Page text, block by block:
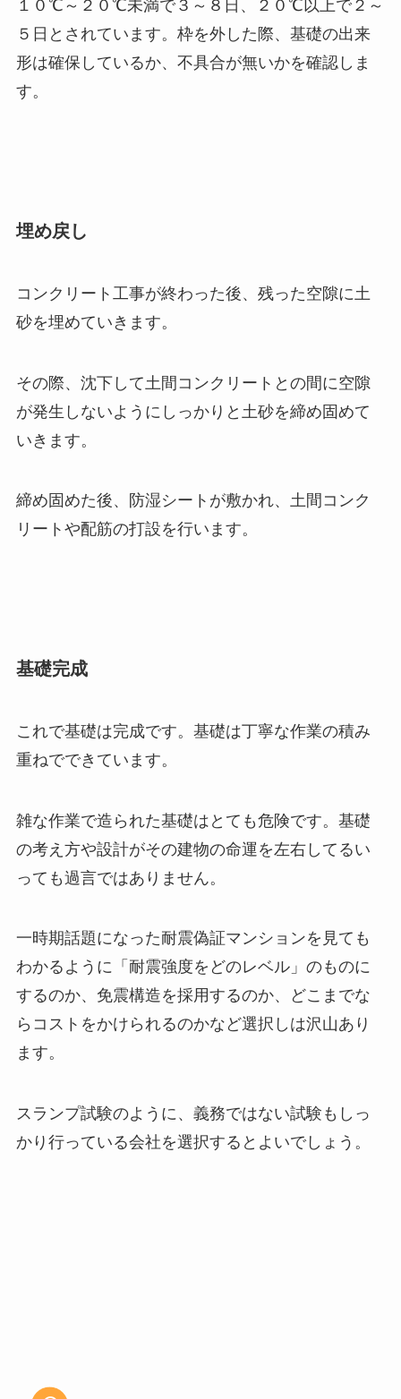
１０℃～２０℃未満で３～８日、２０℃以上で２～
５日とされています。枠を外した際、基礎の出来
形は確保しているか、不具合が無いかを確認しま
す。
埋め戻し
コンクリート工事が終わった後、残った空隙に土
砂を埋めていきます。
その際、沈下して土間コンクリートとの間に空隙
が発生しないようにしっかりと土砂を締め固めて
いきます。
締め固めた後、防湿シートが敷かれ、土間コンク
リートや配筋の打設を行います。
基礎完成
これで基礎は完成です。基礎は丁寧な作業の積み
重ねでできています。
雑な作業で造られた基礎はとても危険です。基礎
の考え方や設計がその建物の命運を左右してるい
っても過言ではありません。
一時期話題になった耐震偽証マンションを見ても
わかるように「耐震強度をどのレベル」のものに
するのか、免震構造を採用するのか、どこまでな
らコストをかけられるのかなど選択しは沢山あり
ます。
スランプ試験のように、義務ではない試験もしっ
かり行っている会社を選択するとよいでしょう。